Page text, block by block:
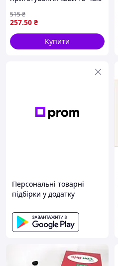
фільтром
257.50 ₴
515₴
Купити
Персональні товарні
підбірки у додатку